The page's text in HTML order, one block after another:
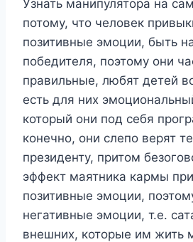
Узнать манипулятора на
потому, что человек
позитивные эмоции, быть
победителя, поэтому они
правильные, любят детей
есть для них
который они под себя
конечно, они слепо верят
президенту, притом
эффект маятника кармы
позитивные эмоции,
негативные эмоции, т.е.
внешних, которые им жить